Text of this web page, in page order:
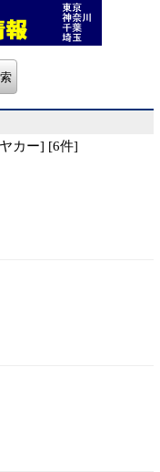
カー] [6件]